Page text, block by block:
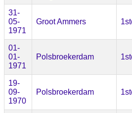
31-
05-
1971
Groot Ammers
01-
01-
1971
Polsbroekerdam
19-
09-
1970
Polsbroekerdam